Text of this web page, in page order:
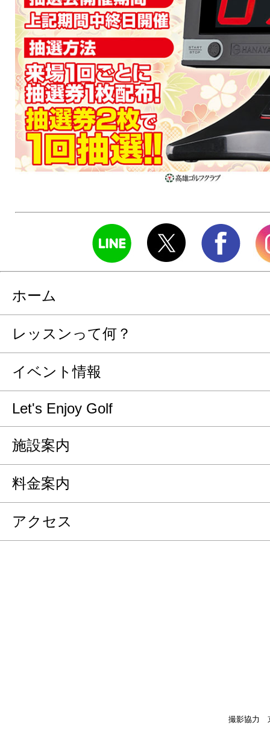
ホーム
レッスンって何？
イベント情報
Let's Enjoy Golf
施設案内
料金案内
アクセス
撮影協力